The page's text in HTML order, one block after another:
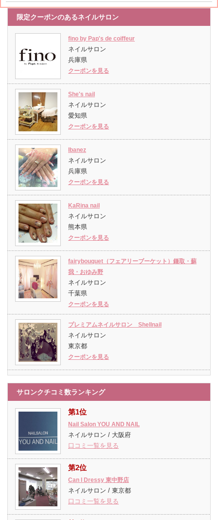
限定クーポンのあるネイルサロン
fino by Pap's de coiffeur
ネイルサロン
兵庫県
クーポンを見る
She's nail
ネイルサロン
愛知県
クーポンを見る
Ibanez
ネイルサロン
兵庫県
クーポンを見る
KaRina nail
ネイルサロン
熊本県
クーポンを見る
fairybouquet（フェアリーブーケット）鎌取・蘇
我・おゆみ野
ネイルサロン
千葉県
クーポンを見る
プレミアムネイルサロン Shellnail
ネイルサロン
東京都
クーポンを見る
サロンクチコミ数ランキング
第1位
Nail Salon YOU AND NAIL
ネイルサロン / 大阪府
口コミ一覧を見る
第2位
Can I Dressy 東中野店
ネイルサロン / 東京都
口コミ一覧を見る